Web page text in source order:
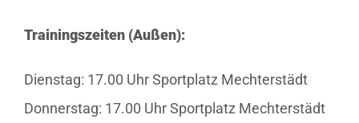
Trainingszeiten (Außen):
Dienstag: 17.00 Uhr Sportplatz Mechterstädt
Donnerstag: 17.00 Uhr Sportplatz Mechterstädt